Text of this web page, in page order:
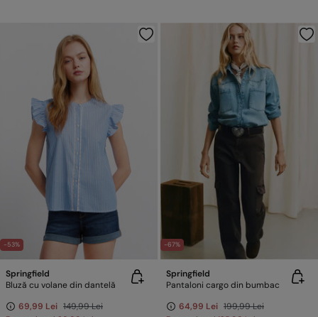
-53%
Springfield
Bluză cu volane din dantelă
69,99 Lei 149,99 Lei
-67%
Springfield
Pantaloni cargo din bumbac
64,99 Lei 199,99 Lei